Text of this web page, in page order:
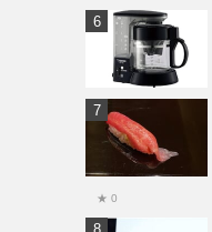
★ 0